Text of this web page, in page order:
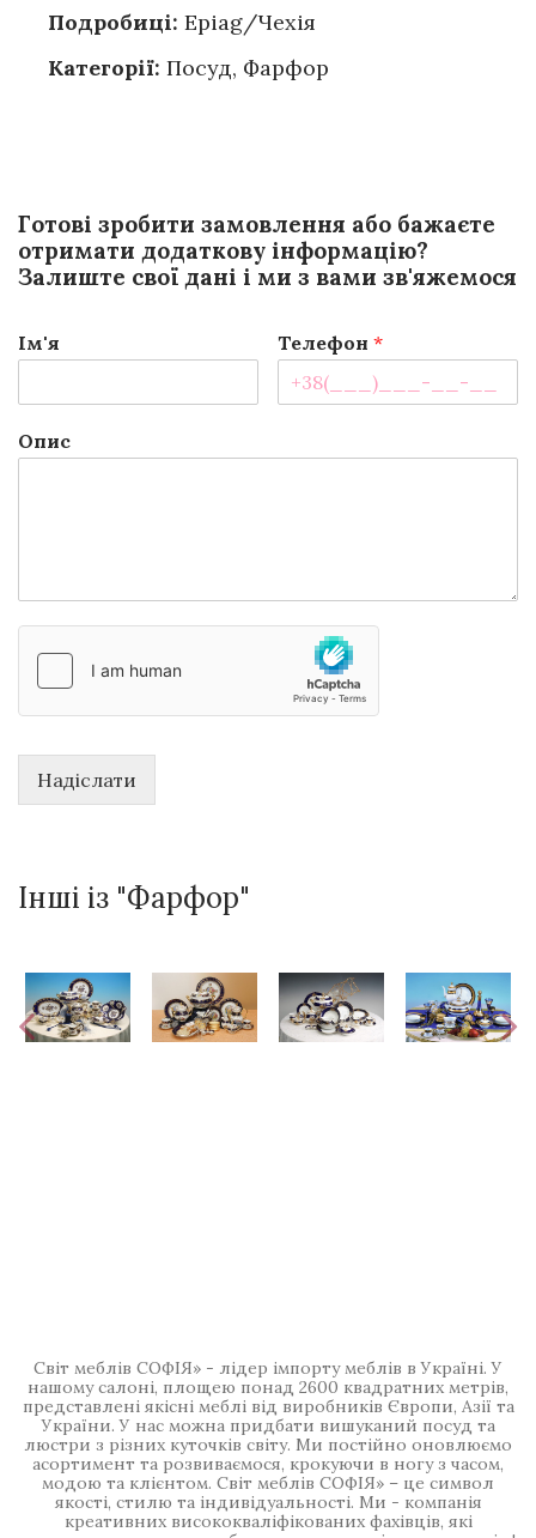
Подробиці: Epiag/Чехія
Категорії: Посуд, Фарфор
Готові зробити замовлення або бажаєте
отримати додаткову інформацію?
Залиште свої дані і ми з вами зв'яжемося
Ім'я Телефон*
Опис
Надіслати
Інші із "Фарфор"
Світ меблів СОФІЯ» - лідер імпорту меблів в Україні. У
нашому салоні, площею понад 2600 квадратних метрів,
представлені якісні меблі від виробників Європи, Азії та
України. У нас можна придбати вишуканий посуд та
люстри з різних куточків світу. Ми постійно оновлюємо
асортимент та розвиваємося, крокуючи в ногу з часом,
модою та клієнтом. Світ меблів СОФІЯ» – це символ
якості, стилю та індивідуальності. Ми - компанія
креативних висококваліфікованих фахівців, які